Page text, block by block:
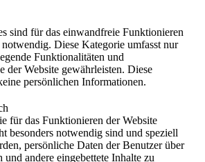
sind für das einwandfreie Funktionieren
Diese Kategorie umfasst nur
Funktionalitäten und
der Website gewährleisten. Diese
persönlichen Informationen.
für das Funktionieren der Website
besonders notwendig sind und speziell
persönliche Daten der Benutzer über
andere eingebettete Inhalte zu